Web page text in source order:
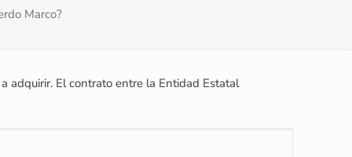
Marco?
adquirir. El contrato entre la Entidad Estatal